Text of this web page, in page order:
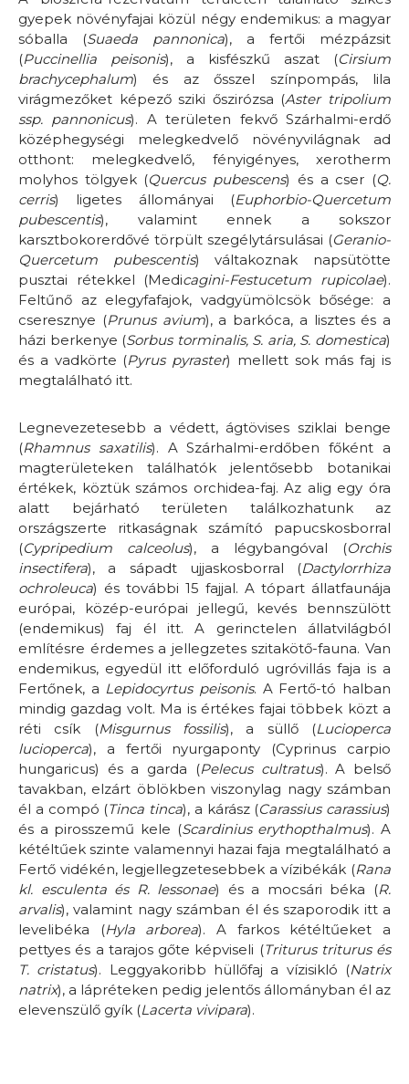
gyepek növényfajai közül négy endemikus: a magyar
sóballa (Suaeda pannonica), a fertői mézpázsit
(Puccinellia peisonis), a kisfészkű aszat (Cirsium
brachycephalum) és az ősszel színpompás, lila
virágmezőket képező sziki őszirózsa (Aster tripolium
ssp. pannonicus). A területen fekvő Szárhalmi-erdő
középhegységi melegkedvelő növényvilágnak ad
otthont: melegkedvelő, fényigényes, xerotherm
molyhos tölgyek (Quercus pubescens) és a cser (Q.
cerris) ligetes állományai (Euphorbio-Quercetum
pubescentis), valamint ennek a sokszor
karsztbokorerdővé törpült szegélytársulásai (Geranio-
Quercetum pubescentis) váltakoznak napsütötte
pusztai rétekkel (Medicagini-Festucetum rupicolae).
Feltűnő az elegyfafajok, vadgyümölcsök bősége: a
cseresznye (Prunus avium), a barkóca, a lisztes és a
házi berkenye (Sorbus torminalis, S. aria, S. domestica)
és a vadkörte (Pyrus pyraster) mellett sok más faj is
megtalálható itt.
Legnevezetesebb a védett, ágtövises sziklai benge
(Rhamnus saxatilis). A Szárhalmi-erdőben főként a
magterületeken találhatók jelentősebb botanikai
értékek, köztük számos orchidea-faj. Az alig egy óra
alatt bejárható területen találkozhatunk az
országszerte ritkaságnak számító papucskosborral
(Cypripedium calceolus), a légybangóval (Orchis
insectifera), a sápadt ujjaskosborral (Dactylorrhiza
ochroleuca) és további 15 fajjal. A tópart állatfaunája
európai, közép-európai jellegű, kevés bennszülött
(endemikus) faj él itt. A gerinctelen állatvilágból
említésre érdemes a jellegzetes szitakötő-fauna. Van
endemikus, egyedül itt előforduló ugróvillás faja is a
Fertőnek, a Lepidocyrtus peisonis. A Fertő-tó halban
mindig gazdag volt. Ma is értékes fajai többek közt a
réti csík (Misgurnus fossilis), a süllő (Lucioperca
lucioperca), a fertői nyurgaponty (Cyprinus carpio
hungaricus) és a garda (Pelecus cultratus). A belső
tavakban, elzárt öblökben viszonylag nagy számban
él a compó (Tinca tinca), a kárász (Carassius carassius)
és a pirosszemű kele (Scardinius erythopthalmus). A
kétéltűek szinte valamennyi hazai faja megtalálható a
Fertő vidékén, legjellegzetesebbek a vízibékák (Rana
kl. esculenta és R. lessonae) és a mocsári béka (R.
arvalis), valamint nagy számban él és szaporodik itt a
levelibéka (Hyla arborea). A farkos kétéltűeket a
pettyes és a tarajos gőte képviseli (Triturus triturus és
T. cristatus). Leggyakoribb hüllőfaj a vízisikló (Natrix
natrix), a lápréteken pedig jelentős állományban él az
elevenszülő gyík (Lacerta vivipara).